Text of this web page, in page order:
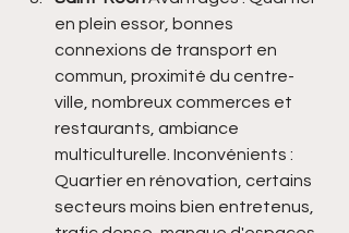
en plein essor, bonnes
connexions de transport en
commun, proximité du centre-
ville, nombreux commerces et
restaurants, ambiance
multiculturelle. Inconvénients :
Quartier en rénovation, certains
secteurs moins bien entretenus,